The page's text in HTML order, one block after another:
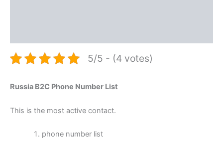
5/5 - (4 votes)
Russia B2C Phone Number List
This is the most active contact.
phone number list